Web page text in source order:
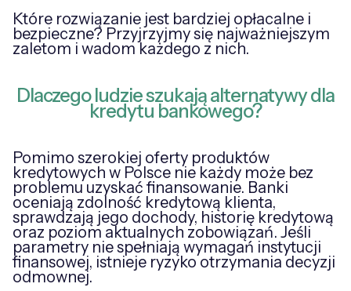
Które rozwiązanie jest bardziej opłacalne i
bezpieczne? Przyjrzyjmy się najważniejszym
zaletom i wadom każdego z nich.
Dlaczego ludzie szukają alternatywy dla
kredytu bankowego?
Pomimo szerokiej oferty produktów
kredytowych w Polsce nie każdy może bez
problemu uzyskać finansowanie. Banki
oceniają zdolność kredytową klienta,
sprawdzają jego dochody, historię kredytową
oraz poziom aktualnych zobowiązań. Jeśli
parametry nie spełniają wymagań instytucji
finansowej, istnieje ryzyko otrzymania decyzji
odmownej.